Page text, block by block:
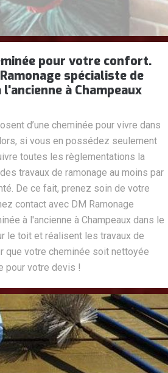
pour votre confort.
spécialiste de
à Champeaux
d’une cheminée pour vivre dans
si vous en possédez seulement
toutes les règlementations la
travaux de ramonage au moins par
De ce fait, prenez soin de votre
contact avec DM Ramonage
à l'ancienne à Champeaux dans le
le toit et réalisent les travaux de
que votre cheminée soit nettoyée
pour votre devis !